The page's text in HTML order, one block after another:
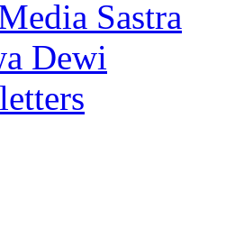
Sastra
Dewi